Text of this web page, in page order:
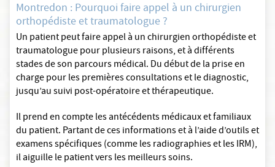
Montredon : Pourquoi faire appel à un chirurgien
orthopédiste et traumatologue ?
Un patient peut faire appel à un chirurgien orthopédiste et
traumatologue pour plusieurs raisons, et à différents
stades de son parcours médical. Du début de la prise en
charge pour les premières consultations et le diagnostic,
jusqu’au suivi post-opératoire et thérapeutique.
Il prend en compte les antécédents médicaux et familiaux
du patient. Partant de ces informations et à l’aide d’outils et
examens spécifiques (comme les radiographies et les IRM),
il aiguille le patient vers les meilleurs soins.